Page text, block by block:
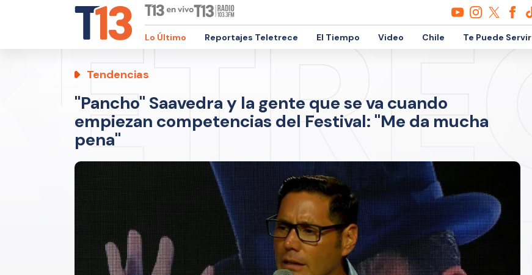
Lo Último Reportajes Teletrece El Tiempo Video Chile Te Puede Servir
Tendencias
"Pancho" Saavedra y la gente que se va cuando
empiezan competencias del Festival: "Me da mucha
pena"